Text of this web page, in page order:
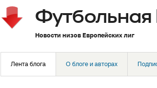
Футбольная
Новости низов Европейских лиг
Лента блога О блоге и авторах